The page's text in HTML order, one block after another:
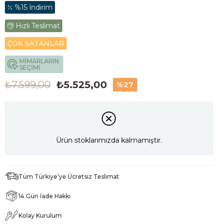
%15 İndirim
Hızlı Teslimat
ÇOK SATANLAR
MİMARLARIN
SEÇİMİ
₺7.599,00 ₺5.525,00 %27
Ürün stoklarımızda kalmamıştır.
Tüm Türkiye’ye Ücretsiz Teslimat
14 Gün İade Hakkı
Kolay Kurulum